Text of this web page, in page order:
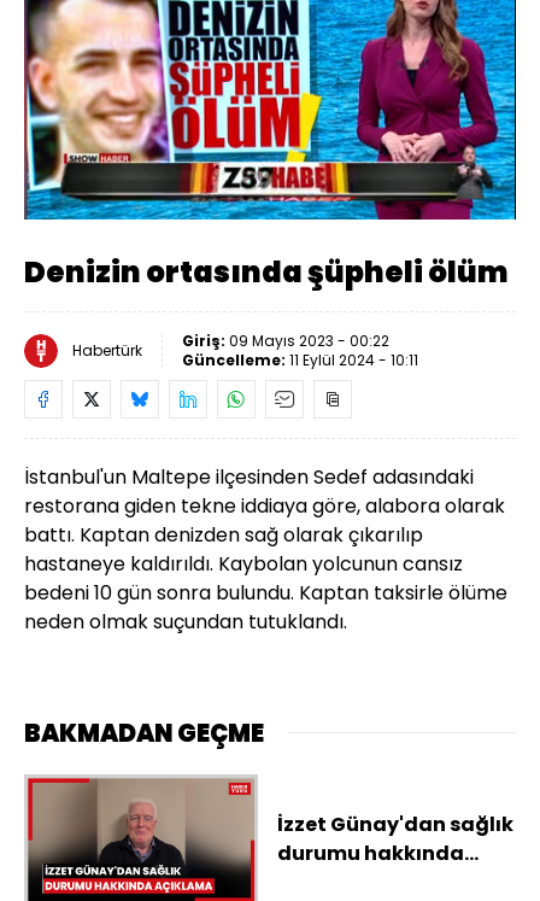
Sesi
Aç
Yüklendi:
43.69%
Oynatma
Hızı
Denizin ortasında şüpheli ölüm
Habertürk Giriş: 09 Mayıs 2023 - 00:22
Güncelleme: 11 Eylül 2024 - 10:11
İstanbul'un Maltepe ilçesinden Sedef adasındaki
restorana giden tekne iddiaya göre, alabora olarak
battı. Kaptan denizden sağ olarak çıkarılıp
hastaneye kaldırıldı. Kaybolan yolcunun cansız
bedeni 10 gün sonra bulundu. Kaptan taksirle ölüme
neden olmak suçundan tutuklandı.
BAKMADAN GEÇME
İzzet Günay'dan sağlık
durumu hakkında